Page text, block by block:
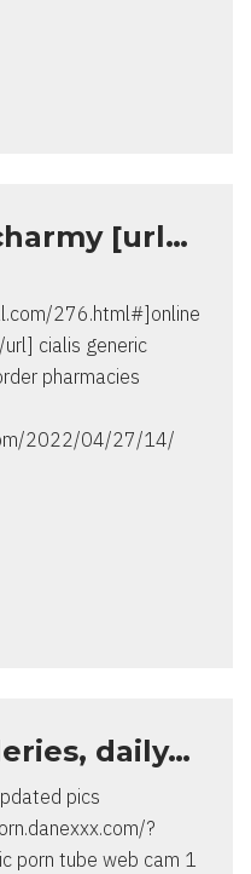
[url…
276.html#]online
cialis generic
pharmacies
2022/04/27/14/
daily…
pics
?
porn tube web cam 1